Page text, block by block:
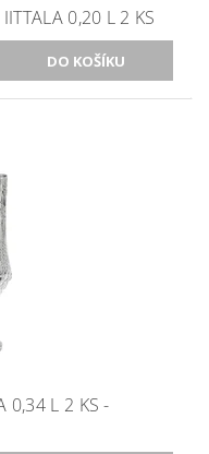
0,20 L 2 KS
0,34 L 2 KS -